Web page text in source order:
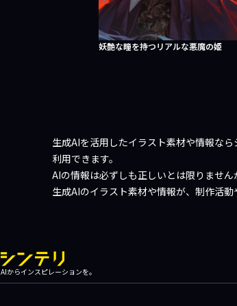
妖艶な瞳を持つリアルな悪魔の姫
生成AIを活用したイラスト素材や情報な
利用できます。
AIの情報は必ずしも正しいとは限りませ
生成AIのイラスト素材や情報が、制作活
AIからインスピレーションを。